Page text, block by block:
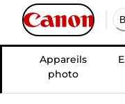
Appareils
photo